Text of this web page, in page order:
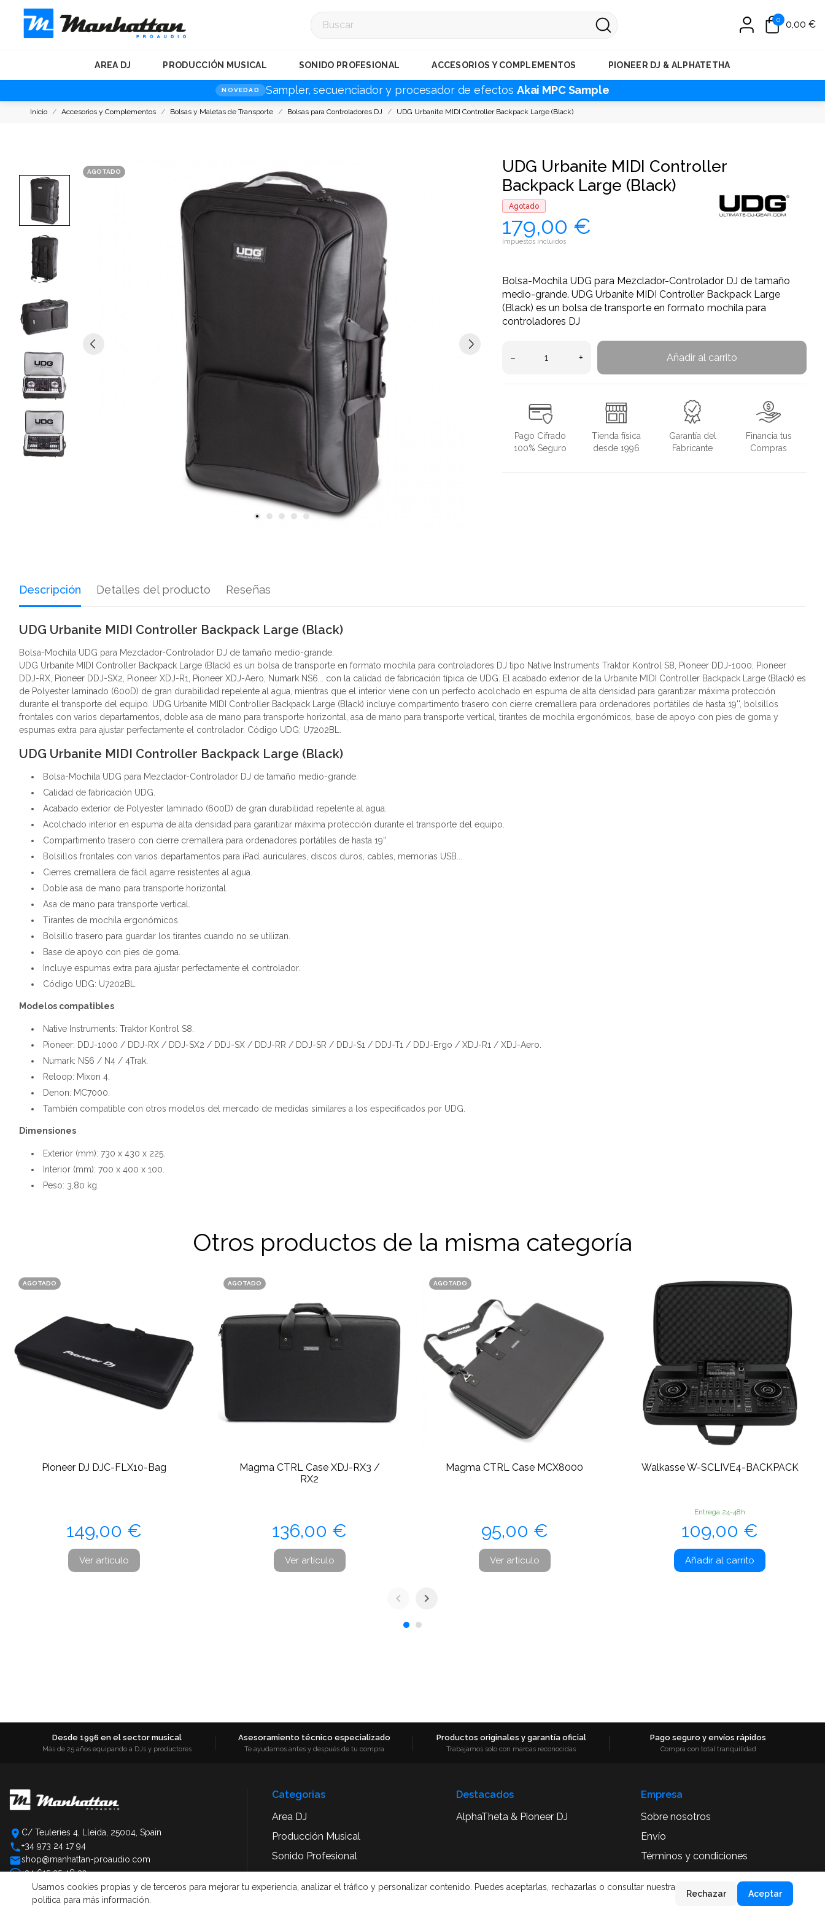
NOVEDAD Sampler, secuenciador y procesador de efectos Akai MPC Sample
0 0,00 €
AREA DJ PRODUCCIÓN MUSICAL SONIDO PROFESIONAL ACCESORIOS Y COMPLEMENTOS PIONEER DJ & ALPHATETHA
Inicio Accesorios y Complementos Bolsas y Maletas de Transporte Bolsas para Controladores DJ UDG Urbanite MIDI Controller Backpack Large (Black)
AGOTADO
UDG Urbanite MIDI Controller
Backpack Large (Black)
Agotado
179,00 €
Impuestos incluidos
Bolsa-Mochila UDG para Mezclador-Controlador DJ de tamaño
medio-grande. UDG Urbanite MIDI Controller Backpack Large
(Black) es un bolsa de transporte en formato mochila para
controladores DJ
– + Añadir al carrito
Pago Cifrado
100% Seguro
Tienda física
desde 1996
Garantía del
Fabricante
Financia tus
Compras
Descripción Detalles del producto Reseñas
UDG Urbanite MIDI Controller Backpack Large (Black)
Bolsa-Mochila UDG para Mezclador-Controlador DJ de tamaño medio-grande.
UDG Urbanite MIDI Controller Backpack Large (Black) es un bolsa de transporte en formato mochila para controladores DJ tipo Native Instruments Traktor Kontrol S8, Pioneer DDJ-1000, Pioneer
DDJ-RX, Pioneer DDJ-SX2, Pioneer XDJ-R1, Pioneer XDJ-Aero, Numark NS6... con la calidad de fabricación típica de UDG. El acabado exterior de la Urbanite MIDI Controller Backpack Large (Black) es
de Polyester laminado (600D) de gran durabilidad repelente al agua, mientras que el interior viene con un perfecto acolchado en espuma de alta densidad para garantizar máxima protección
durante el transporte del equipo. UDG Urbanite MIDI Controller Backpack Large (Black) incluye compartimento trasero con cierre cremallera para ordenadores portátiles de hasta 19'', bolsillos
frontales con varios departamentos, doble asa de mano para transporte horizontal, asa de mano para transporte vertical, tirantes de mochila ergonómicos, base de apoyo con pies de goma y
espumas extra para ajustar perfectamente el controlador. Código UDG: U7202BL.
UDG Urbanite MIDI Controller Backpack Large (Black)
Bolsa-Mochila UDG para Mezclador-Controlador DJ de tamaño medio-grande.
Calidad de fabricación UDG.
Acabado exterior de Polyester laminado (600D) de gran durabilidad repelente al agua.
Acolchado interior en espuma de alta densidad para garantizar máxima protección durante el transporte del equipo.
Compartimento trasero con cierre cremallera para ordenadores portátiles de hasta 19''.
Bolsillos frontales con varios departamentos para iPad, auriculares, discos duros, cables, memorias USB...
Cierres cremallera de fácil agarre resistentes al agua.
Doble asa de mano para transporte horizontal.
Asa de mano para transporte vertical.
Tirantes de mochila ergonómicos.
Bolsillo trasero para guardar los tirantes cuando no se utilizan.
Base de apoyo con pies de goma.
Incluye espumas extra para ajustar perfectamente el controlador.
Código UDG: U7202BL.
Modelos compatibles
Native Instruments: Traktor Kontrol S8.
Pioneer: DDJ-1000 / DDJ-RX / DDJ-SX2 / DDJ-SX / DDJ-RR / DDJ-SR / DDJ-S1 / DDJ-T1 / DDJ-Ergo / XDJ-R1 / XDJ-Aero.
Numark: NS6 / N4 / 4Trak.
Reloop: Mixon 4.
Denon: MC7000.
También compatible con otros modelos del mercado de medidas similares a los especificados por UDG.
Dimensiones
Exterior (mm): 730 x 430 x 225.
Interior (mm): 700 x 400 x 100.
Peso: 3,80 kg.
Otros productos de la misma categoría
AGOTADO
Pioneer DJ DJC-FLX10-Bag
Precio
149,00 €
Ver artículo
AGOTADO
Magma CTRL Case XDJ-RX3 /
RX2
Precio
136,00 €
Ver artículo
AGOTADO
Magma CTRL Case MCX8000
Precio
95,00 €
Ver artículo
Walkasse W-SCLIVE4-BACKPACK
Entrega 24-48h
Precio
109,00 €
Añadir al carrito
Desde 1996 en el sector musical
Más de 25 años equipando a DJs y productores
Asesoramiento técnico especializado
Te ayudamos antes y después de tu compra
Productos originales y garantía oficial
Trabajamos solo con marcas reconocidas
Pago seguro y envíos rápidos
Compra con total tranquilidad
C/ Teuleries 4, Lleida, 25004, Spain
+34 973 24 17 94
shop@manhattan-proaudio.com
+34 615 25 48 39
Categorias
Area DJ
Producción Musical
Sonido Profesional
Accesorios y Complementos
Destacados
AlphaTheta & Pioneer DJ
Empresa
Sobre nosotros
Envío
Términos y condiciones
Aviso Legal
Usamos cookies propias y de terceros para mejorar tu experiencia, analizar el tráfico y personalizar contenido. Puedes aceptarlas, rechazarlas o consultar nuestra
política para más información.
Rechazar Aceptar